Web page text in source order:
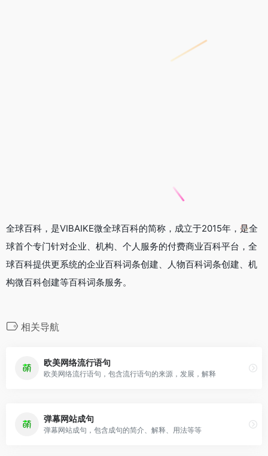
全球百科，是VIBAIKE微全球百科的简称，成立于2015年，是全
球首个专门针对企业、机构、个人服务的付费商业百科平台，全
球百科提供更系统的企业百科词条创建、人物百科词条创建、机
构微百科创建等百科词条服务。
相关导航
欧美网络流行语句
欧美网络流行语句，包含流行语句的来源，发展，解释
弹幕网站成句
弹幕网站成句，包含成句的简介、解释、用法等等